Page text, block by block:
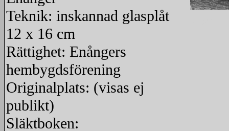
Teknik: inskannad glasplåt
12 x 16 cm
Rättighet: Enångers
hembygdsförening
Originalplats: (visas ej
publikt)
Släktboken: